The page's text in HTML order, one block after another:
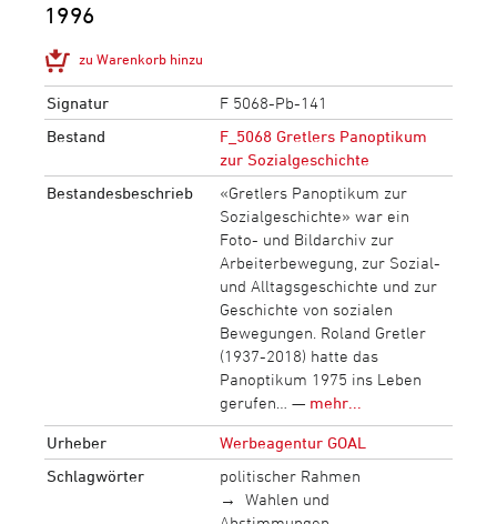
1996
zu Warenkorb hinzu
Signatur
F 5068-Pb-141
Bestand
F_5068 Gretlers Panoptikum
zur Sozialgeschichte
Bestandesbeschrieb
«Gretlers Panoptikum zur
Sozialgeschichte» war ein
Foto- und Bildarchiv zur
Arbeiterbewegung, zur Sozial-
und Alltagsgeschichte und zur
Geschichte von sozialen
Bewegungen. Roland Gretler
(1937-2018) hatte das
Panoptikum 1975 ins Leben
gerufen… — mehr...
Urheber
Werbeagentur GOAL
Schlagwörter
politischer Rahmen
Wahlen und